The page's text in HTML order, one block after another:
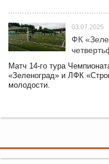
03.07.2025
ФК
Матч 14-го тура
«Зеленоград» и ЛФК
молодости.